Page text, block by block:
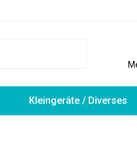
Kleingeräte / Diverses